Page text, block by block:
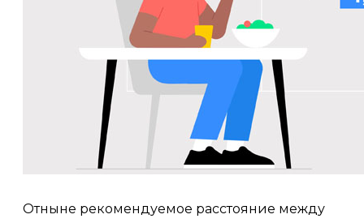
Отныне рекомендуемое расстояние между